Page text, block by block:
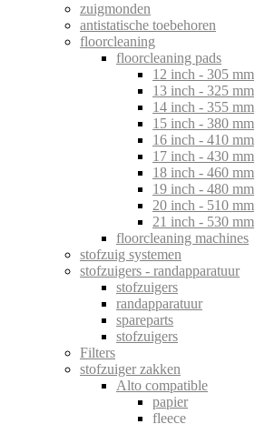
zuigmonden
antistatische toebehoren
floorcleaning
floorcleaning pads
12 inch - 305 mm
13 inch - 325 mm
14 inch - 355 mm
15 inch - 380 mm
16 inch - 410 mm
17 inch - 430 mm
18 inch - 460 mm
19 inch - 480 mm
20 inch - 510 mm
21 inch - 530 mm
floorcleaning machines
stofzuig systemen
stofzuigers - randapparatuur
stofzuigers
randapparatuur
spareparts
stofzuigers
Filters
stofzuiger zakken
Alto compatible
papier
fleece